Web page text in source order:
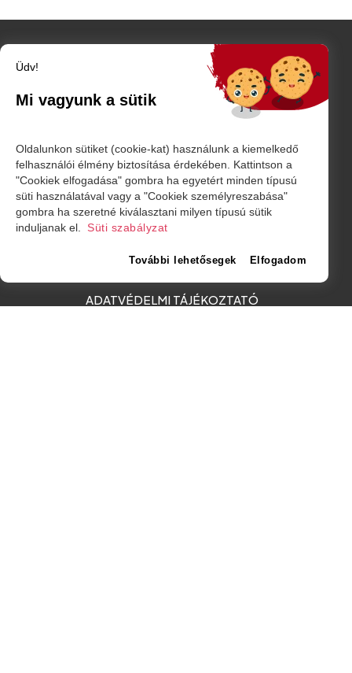
Szatmár megye
Szatmárnémeti
Belföld
Külföld
Sport
ADATVÉDELMI TÁJÉKOZTATÓ
Üdv!
Mi vagyunk a sütik
Oldalunkon sütiket (cookie-kat) használunk a kiemelkedő
felhasználói élmény biztosítása érdekében. Kattintson a
"Cookiek elfogadása" gombra ha egyetért minden típusú
süti használatával vagy a "Cookiek személyreszabása"
gombra ha szeretné kiválasztani milyen típusú sütik
induljanak el.
Süti szabályzat
További lehetősegek Elfogadom